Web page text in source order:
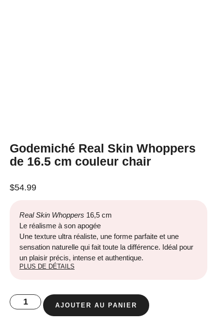
Godemiché Real Skin Whoppers
de 16.5 cm couleur chair
$54.99
Real Skin Whoppers 16,5 cm
Le réalisme à son apogée
Une texture ultra réaliste, une forme parfaite et une
sensation naturelle qui fait toute la différence. Idéal pour
un plaisir précis, intense et authentique.
PLUS DE DÉTAILS
AJOUTER AU PANIER